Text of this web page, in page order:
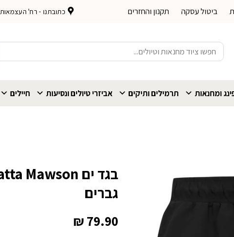
ביטול עסקה תקנון והחזרים כתובתנו - רח' העצמאות 53, חיפה
חיפוש
עבור:
ומחנאות תרמילים ותיקים אביזרי טיולים ונסיעות חיילים
גברים
₪79.90